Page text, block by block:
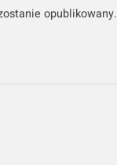
opublikowany.